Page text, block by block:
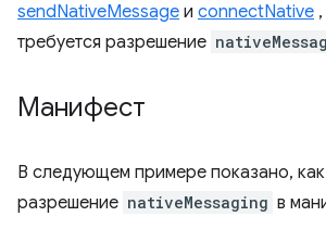
sendNativeMessage и connectNative
требуется разрешение
Манифест
В следующем примере показано, как
разрешение nativeMessaging в